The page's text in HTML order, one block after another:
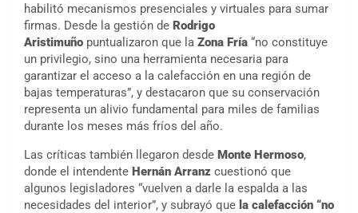
habilitó mecanismos presenciales y virtuales para sumar
firmas. Desde la gestión de Rodrigo
Aristimuño puntualizaron que la Zona Fría “no constituye
un privilegio, sino una herramienta necesaria para
garantizar el acceso a la calefacción en una región de
bajas temperaturas”, y destacaron que su conservación
representa un alivio fundamental para miles de familias
durante los meses más fríos del año.
Las críticas también llegaron desde Monte Hermoso,
donde el intendente Hernán Arranz cuestionó que
algunos legisladores “vuelven a darle la espalda a las
necesidades del interior”, y subrayó que la calefacción “no